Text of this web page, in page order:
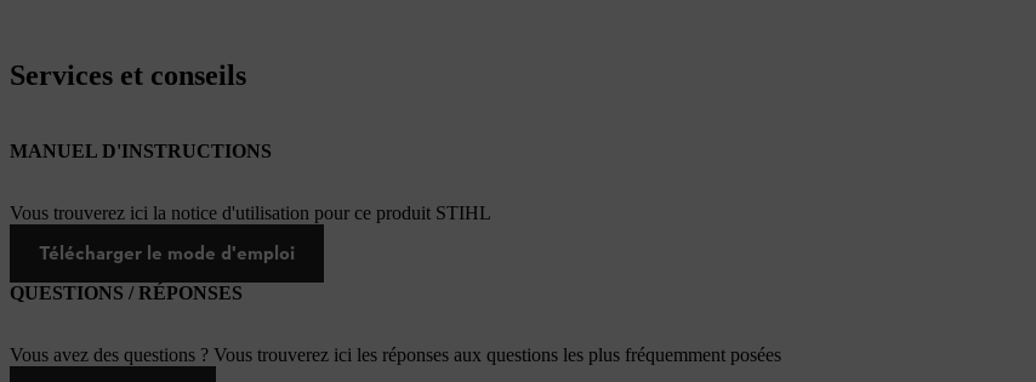
Services et conseils
MANUEL D'INSTRUCTIONS
Vous trouverez ici la notice d'utilisation pour ce produit STIHL
Télécharger le mode d'emploi
QUESTIONS / RÉPONSES
Vous avez des questions ? Vous trouverez ici les réponses aux questions les plus fréquemment posées